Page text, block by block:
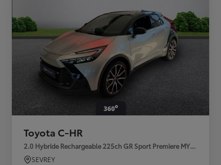
Toyota C-HR
2.0 Hybride Rechargeable 225ch GR Sport Premiere MY25
SEVREY